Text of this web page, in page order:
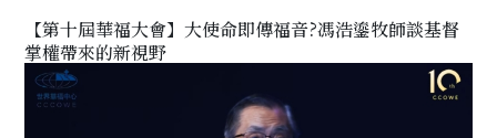
【第十屆華福大會】大使命即傳福音?馮浩鎏牧師談基督
掌權帶來的新視野